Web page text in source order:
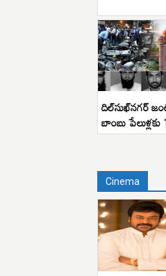
దిల్‌సుఖ్‌నగర్
బాంబు పేలుళ్లకు
Cinema